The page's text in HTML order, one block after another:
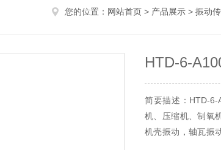
您的位置： 网站首页 > 产品展示 > 振动
HTD-6-
简要描述：HTD-
机、压缩机、制氧
机壳振动，轴瓦振